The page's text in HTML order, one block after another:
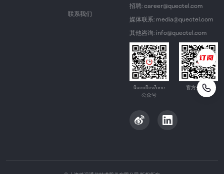
联系我们
招聘: career@quectel.com
媒体联系: media@quectel.com
其他咨询: info@quectel.com
QuecDevZone
公众号
官方公众号